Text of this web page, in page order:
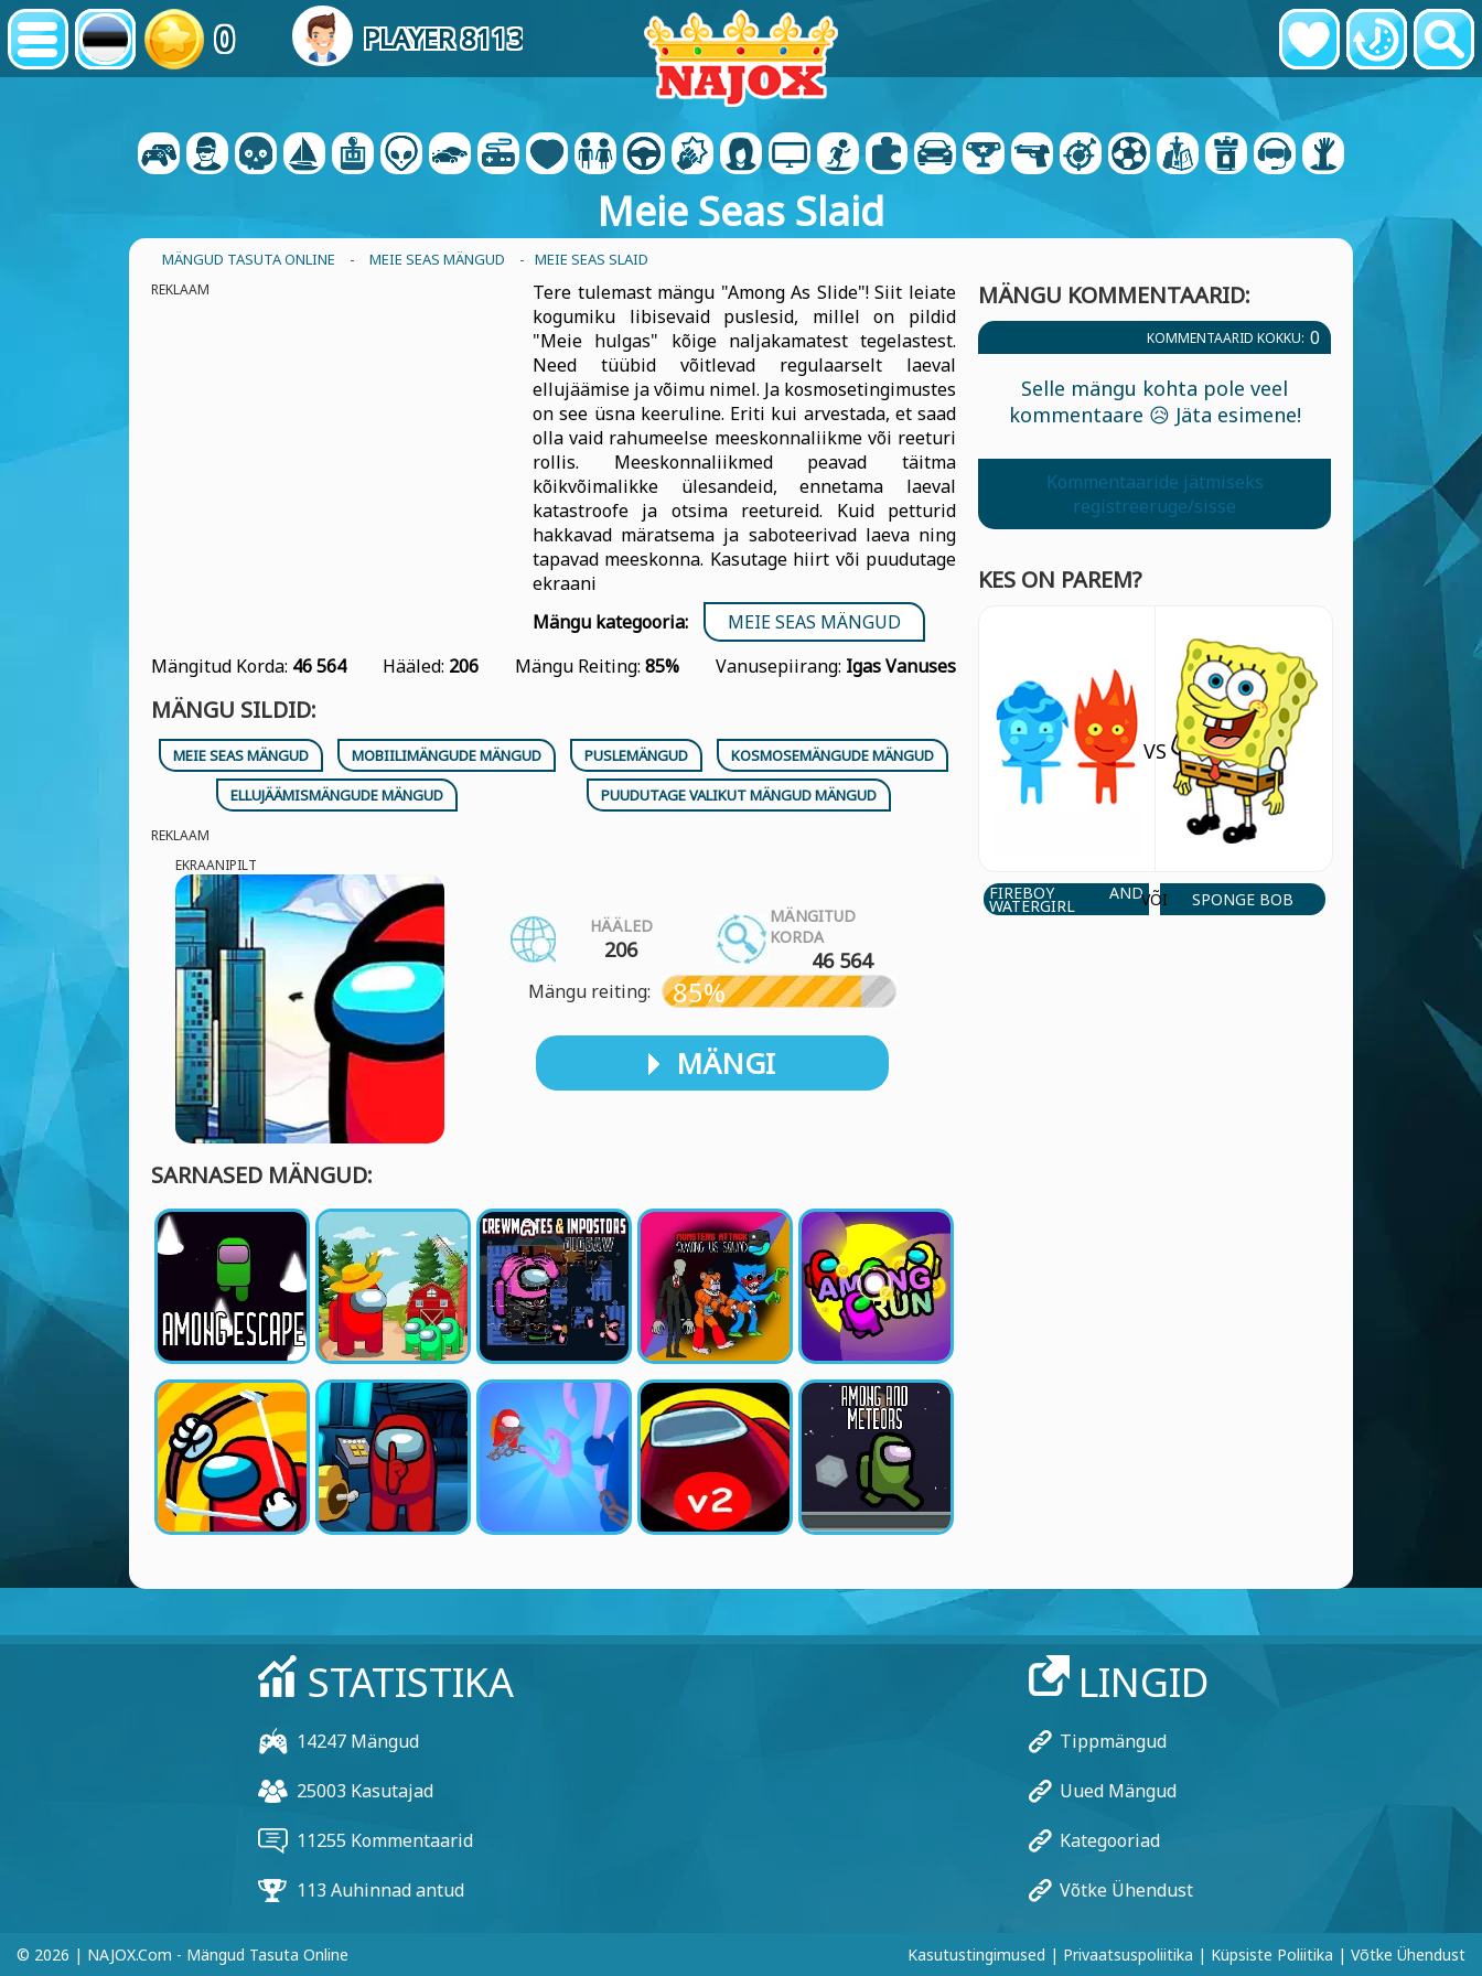
0 PLAYER 8113
Meie Seas Slaid
MÄNGUD TASUTA ONLINE - MEIE SEAS MÄNGUD - MEIE SEAS SLAID
REKLAAM
Tere tulemast mängu "Among As Slide"! Siit leiate
kogumiku libisevaid puslesid, millel on pildid
"Meie hulgas" kõige naljakamatest tegelastest.
Need tüübid võitlevad regulaarselt laeval
ellujäämise ja võimu nimel. Ja kosmosetingimustes
on see üsna keeruline. Eriti kui arvestada, et saad
olla vaid rahumeelse meeskonnaliikme või reeturi
rollis. Meeskonnaliikmed peavad täitma
kõikvõimalikke ülesandeid, ennetama laeval
katastroofe ja otsima reetureid. Kuid petturid
hakkavad märatsema ja saboteerivad laeva ning
tapavad meeskonna. Kasutage hiirt või puudutage
ekraani
Mängu kategooria:
MEIE SEAS MÄNGUD
Mängitud Korda: 46 564 Hääled: 206 Mängu Reiting: 85% Vanusepiirang: Igas Vanuses
MÄNGU SILDID:
MEIE SEAS MÄNGUD MOBIILIMÄNGUDE MÄNGUD PUSLEMÄNGUD
KOSMOSEMÄNGUDE MÄNGUD
ELLUJÄÄMISMÄNGUDE MÄNGUD
PUUDUTAGE VALIKUT MÄNGUD MÄNGUD
REKLAAM
EKRAANIPILT
HÄÄLED
206
MÄNGITUD
KORDA
46 564
Mängu reiting: 85%
MÄNGI
SARNASED MÄNGUD:
MÄNGU KOMMENTAARID:
KOMMENTAARID KOKKU: 0
Selle mängu kohta pole veel
kommentaare 😥 Jäta esimene!
Kommentaaride jätmiseks
registreeruge/sisse
KES ON PAREM?
FIREBOY AND
WATERGIRL
VS
VÕI SPONGE BOB
STATISTIKA
14247 Mängud
25003 Kasutajad
11255 Kommentaarid
113 Auhinnad antud
LINGID
Tippmängud
Uued Mängud
Kategooriad
Võtke Ühendust
© 2026 | NAJOX.com - Mängud Tasuta Online Kasutustingimused | Privaatsuspoliitika | Küpsiste Poliitika | Võtke Ühendust